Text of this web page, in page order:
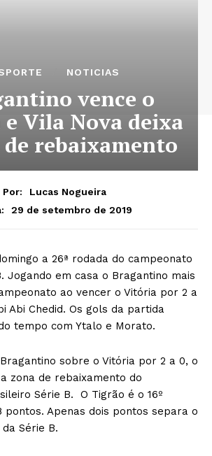
NOTICIAS
vence o
Vila Nova deixa
de rebaixamento
Por:
Lucas Nogueira
29 de setembro de 2019
a 26ª rodada do campeonato
Jogando em casa o Bragantino mais
ao vencer o Vitória por 2 a
Abi Chedid. Os gols da partida
tempo com Ytalo e Morato.
sobre o Vitória por 2 a 0, o
zona de rebaixamento do
Série B. O Tigrão é o 16º
pontos. Apenas dois pontos separa o
Série B.